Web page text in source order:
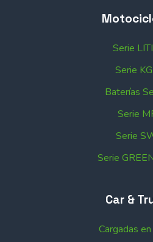
Serie
Serie
Baterías
Serie
Serie
Serie
Car &
Cargadas